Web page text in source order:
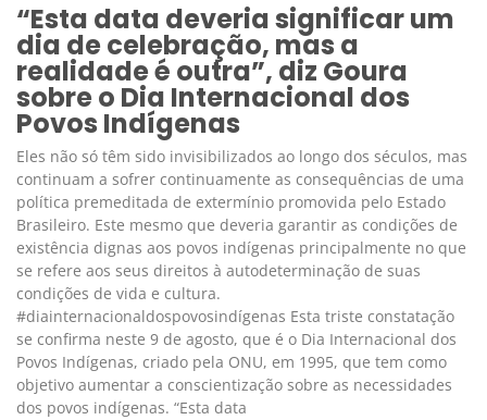
“Esta data deveria significar um
dia de celebração, mas a
realidade é outra”, diz Goura
sobre o Dia Internacional dos
Povos Indígenas
Eles não só têm sido invisibilizados ao longo dos séculos, mas
continuam a sofrer continuamente as consequências de uma
política premeditada de extermínio promovida pelo Estado
Brasileiro. Este mesmo que deveria garantir as condições de
existência dignas aos povos indígenas principalmente no que
se refere aos seus direitos à autodeterminação de suas
condições de vida e cultura.
#diainternacionaldospovosindígenas Esta triste constatação
se confirma neste 9 de agosto, que é o Dia Internacional dos
Povos Indígenas, criado pela ONU, em 1995, que tem como
objetivo aumentar a conscientização sobre as necessidades
dos povos indígenas. “Esta data